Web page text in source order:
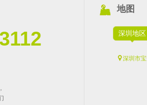
地图
深圳地区
深圳市